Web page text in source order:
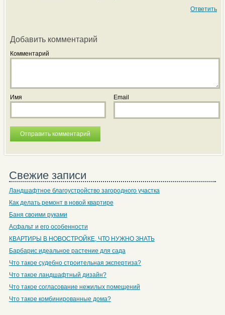
Ответить
Добавить комментарий
Комментарий
Имя Email
Свежие записи
Ландшафтное благоустройство загородного участка
Как делать ремонт в новой квартире
Баня своими руками
Асфальт и его особенности
КВАРТИРЫ В НОВОСТРОЙКЕ, ЧТО НУЖНО ЗНАТЬ
Барбарис идеальное растение для сада
Что такое судебно строительная экспертиза?
Что такое ландшафтный дизайн?
Что такое согласование нежилых помещений
Что такое комбинированные дома?